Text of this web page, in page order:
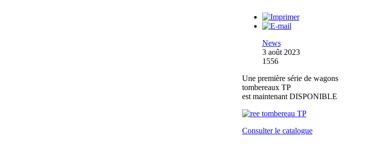
News
3 août 2023
1556
Une première série de wagons
tombereaux TP
est maintenant DISPONIBLE
Consulter le catalogue